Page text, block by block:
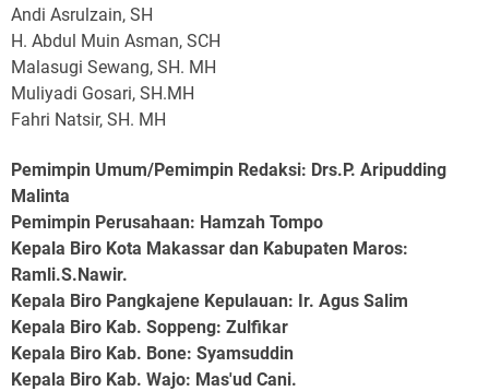
Andi Asrulzain, SH
H. Abdul Muin Asman, SCH
Malasugi Sewang, SH. MH
Muliyadi Gosari, SH.MH
Fahri Natsir, SH. MH
Pemimpin Umum/Pemimpin Redaksi: Drs.P. Aripudding
Malinta
Pemimpin Perusahaan: Hamzah Tompo
Kepala Biro Kota Makassar dan Kabupaten Maros:
Ramli.S.Nawir.
Kepala Biro Pangkajene Kepulauan: Ir. Agus Salim
Kepala Biro Kab. Soppeng: Zulfikar
Kepala Biro Kab. Bone: Syamsuddin
Kepala Biro Kab. Wajo: Mas'ud Cani.